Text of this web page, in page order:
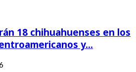
18 chihuahuenses en los
y…